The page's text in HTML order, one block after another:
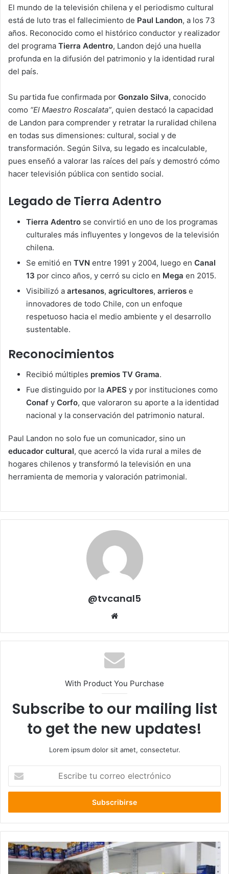
El mundo de la televisión chilena y el periodismo cultural
está de luto tras el fallecimiento de Paul Landon, a los 73
años. Reconocido como el histórico conductor y realizador
del programa Tierra Adentro, Landon dejó una huella
profunda en la difusión del patrimonio y la identidad rural
del país.
Su partida fue confirmada por Gonzalo Silva, conocido
como “El Maestro Roscalata”, quien destacó la capacidad
de Landon para comprender y retratar la ruralidad chilena
en todas sus dimensiones: cultural, social y de
transformación. Según Silva, su legado es incalculable,
pues enseñó a valorar las raíces del país y demostró cómo
hacer televisión pública con sentido social.
Legado de Tierra Adentro
Tierra Adentro se convirtió en uno de los programas
culturales más influyentes y longevos de la televisión
chilena.
Se emitió en TVN entre 1991 y 2004, luego en Canal
13 por cinco años, y cerró su ciclo en Mega en 2015.
Visibilizó a artesanos, agricultores, arrieros e
innovadores de todo Chile, con un enfoque
respetuoso hacia el medio ambiente y el desarrollo
sustentable.
Reconocimientos
Recibió múltiples premios TV Grama.
Fue distinguido por la APES y por instituciones como
Conaf y Corfo, que valoraron su aporte a la identidad
nacional y la conservación del patrimonio natural.
Paul Landon no solo fue un comunicador, sino un
educador cultural, que acercó la vida rural a miles de
hogares chilenos y transformó la televisión en una
herramienta de memoria y valoración patrimonial.
@tvcanal5
With Product You Purchase
Subscribe to our mailing list
to get the new updates!
Lorem ipsum dolor sit amet, consectetur.
correo
Río
Bueno